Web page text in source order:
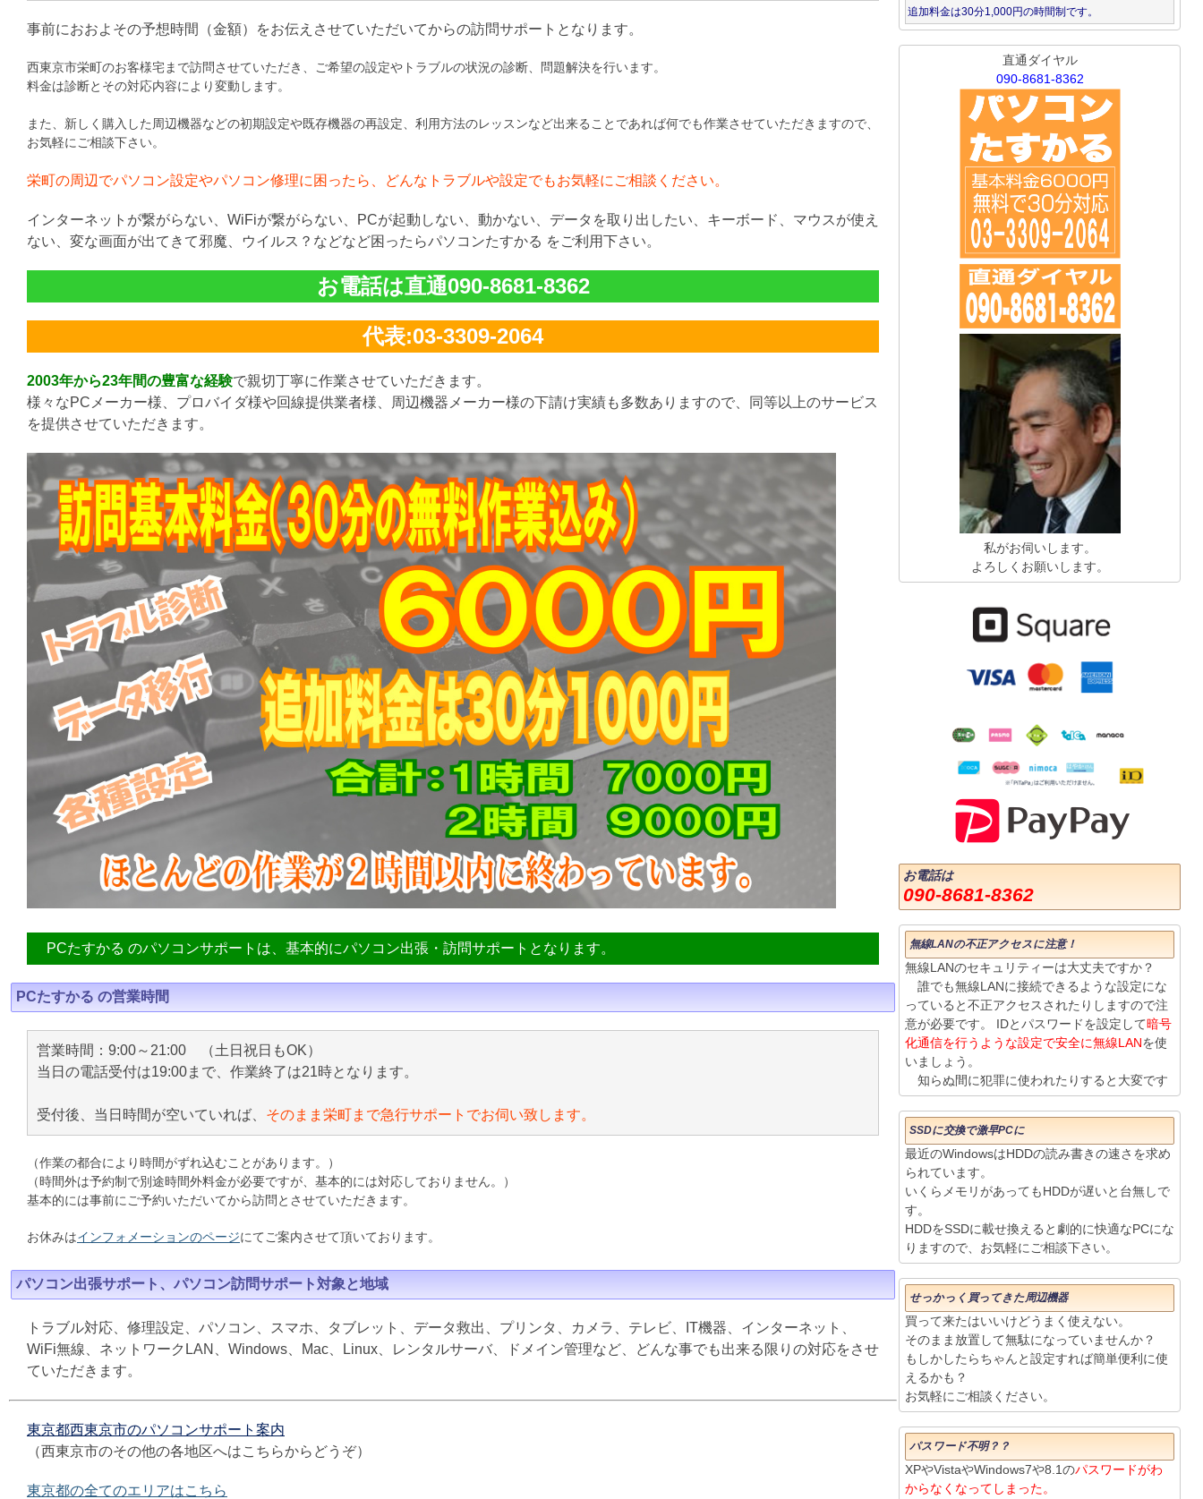
事前におおよその予想時間（金額）をお伝えさせていただいてからの訪問サポートとなります。
西東京市栄町のお客様宅まで訪問させていただき、ご希望の設定やトラブルの状況の診断、問題解決を行います。
料金は診断とその対応内容により変動します。
また、新しく購入した周辺機器などの初期設定や既存機器の再設定、利用方法のレッスンなど出来ることであれば何でも作業させていただきますので、
お気軽にご相談下さい。
栄町の周辺でパソコン設定やパソコン修理に困ったら、どんなトラブルや設定でもお気軽にご相談ください。
インターネットが繋がらない、WiFiが繋がらない、PCが起動しない、動かない、データを取り出したい、キーボード、マウスが使え
ない、変な画面が出てきて邪魔、ウイルス？などなど困ったらパソコンたすかる をご利用下さい。
お電話は直通090-8681-8362
代表:03-3309-2064
2003年から23年間の豊富な経験で親切丁寧に作業させていただきます。
様々なPCメーカー様、プロバイダ様や回線提供業者様、周辺機器メーカー様の下請け実績も多数ありますので、同等以上のサービス
を提供させていただきます。
PCたすかる のパソコンサポートは、基本的にパソコン出張・訪問サポートとなります。
PCたすかる の営業時間
営業時間：9:00～21:00 （土日祝日もOK）
当日の電話受付は19:00まで、作業終了は21時となります。
受付後、当日時間が空いていれば、 そのまま栄町まで急行サポートでお伺い致します。
（作業の都合により時間がずれ込むことがあります。）
（時間外は予約制で別途時間外料金が必要ですが、基本的には対応しておりません。）
基本的には事前にご予約いただいてから訪問とさせていただきます。
お休みはインフォメーションのページにてご案内させて頂いております。
パソコン出張サポート、パソコン訪問サポート対象と地域
トラブル対応、修理設定、パソコン、スマホ、タブレット、データ救出、プリンタ、カメラ、テレビ、IT機器、インターネット、
WiFi無線、ネットワークLAN、Windows、Mac、Linux、レンタルサーバ、ドメイン管理など、どんな事でも出来る限りの対応をさせ
ていただきます。
東京都西東京市のパソコンサポート案内
（西東京市のその他の各地区へはこちらからどうぞ）
東京都の全てのエリアはこちら
追加料金は30分1,000円の時間制です。
直通ダイヤル
090-8681-8362
私がお伺いします。
よろしくお願いします。
お電話は
090-8681-8362
無線LANの不正アクセスに注意！
無線LANのセキュリティーは大丈夫ですか？
誰でも無線LANに接続できるような設定にな
っていると不正アクセスされたりしますので注
意が必要です。 IDとパスワードを設定して暗号
化通信を行うような設定で安全に無線LANを使
いましょう。
知らぬ間に犯罪に使われたりすると大変です
SSDに交換で激早PCに
最近のWindowsはHDDの読み書きの速さを求め
られています。
いくらメモリがあってもHDDが遅いと台無しで
す。
HDDをSSDに載せ換えると劇的に快適なPCにな
りますので、お気軽にご相談下さい。
せっかっく買ってきた周辺機器
買って来たはいいけどうまく使えない。
そのまま放置して無駄になっていませんか？
もしかしたらちゃんと設定すれば簡単便利に使
えるかも？
お気軽にご相談ください。
パスワード不明？？
XPやVistaやWindows7や8.1のパスワードがわ
からなくなってしまった。